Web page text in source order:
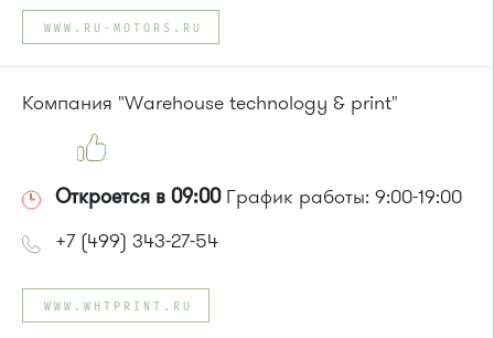
Автобусы № 17, 20.
Маршрутка № 417м, 460м, 479м, 720м
или до остановки"Корпус 1557":
Маршрутка № 417м, 479м
WWW.RU-MOTORS.RU
Компания "Warehouse technology & print"
Откроется в 09:00График работы: 9:00-19:00
+7 (499) 343-27-54
WWW.WHTPRINT.RU